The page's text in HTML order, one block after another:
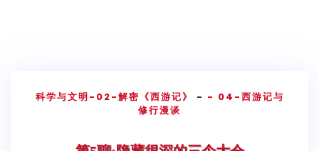
科学与文明-02-解密《西游记》 - - 04-西游记与
修行漫谈